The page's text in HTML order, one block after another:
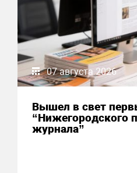
07 августа 2026
Вышел в свет
“Нижегородского
журнала”